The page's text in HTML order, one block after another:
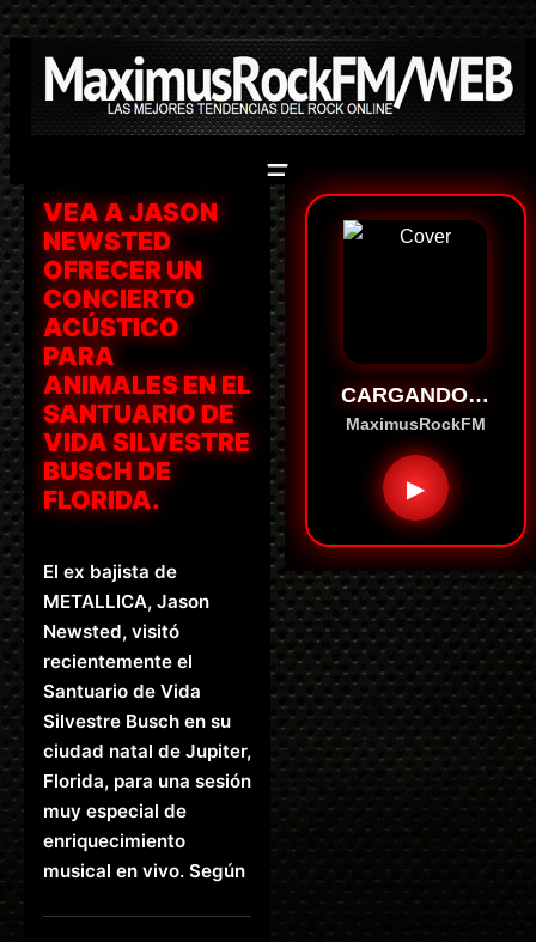
Saltar
al
contenido
VEA A JASON
NEWSTED
OFRECER UN
CONCIERTO
ACÚSTICO
PARA
ANIMALES EN EL
SANTUARIO DE
VIDA SILVESTRE
BUSCH DE
FLORIDA.
El ex bajista de
METALLICA, Jason
Newsted, visitó
recientemente el
Santuario de Vida
Silvestre Busch en su
ciudad natal de Jupiter,
Florida, para una sesión
muy especial de
enriquecimiento
musical en vivo. Según
CARGANDO…
MaximusRockFM
▶